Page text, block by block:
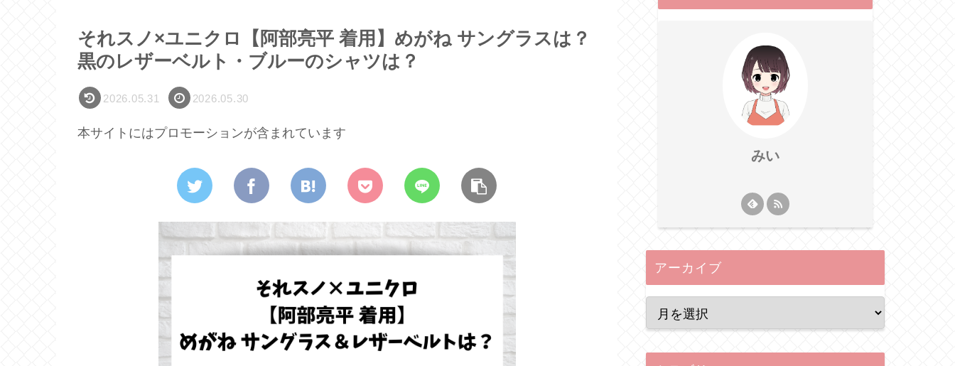
それスノ×ユニクロ【阿部亮平 着用】めがね サングラスは？
黒のレザーベルト・ブルーのシャツは？
2026.05.31 2026.05.30
本サイトにはプロモーションが含まれています
みい
アーカイブ